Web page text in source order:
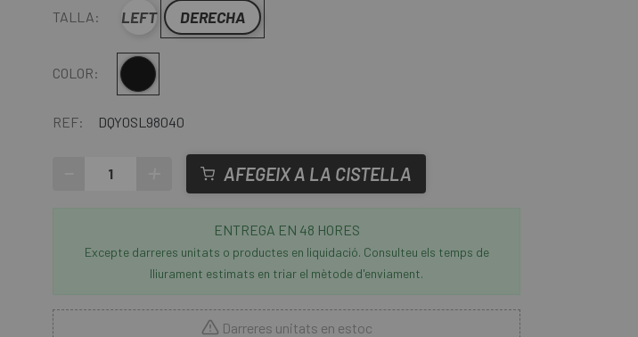
TALLA: LEFT DERECHA
COLOR: Negre
REF: DQY0SL98040
AFEGEIX A LA CISTELLA
ENTREGA EN 48 HORES
Excepte darreres unitats o productes en liquidació. Consulteu els temps de
lliurament estimats en triar el mètode d'enviament.
Darreres unitats en estoc